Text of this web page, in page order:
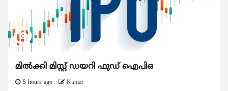
മിൽക്കി മിസ്റ്റ് ഡയറി ഫുഡ് ഐപിഒ
5 hours ago Kumar